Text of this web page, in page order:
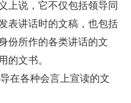
上说，它不仅包括领导同
表讲话时的文稿，也包括
份所作的各类讲话的文
文书。
在各种会言上宣读的文